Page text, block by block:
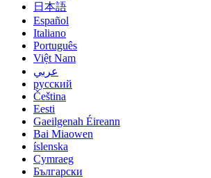
日本語
Español
Italiano
Português
Việt Nam
عربي
русский
Čeština
Eesti
Gaeilgenah Éireann
Bai Miaowen
íslenska
Cymraeg
Български